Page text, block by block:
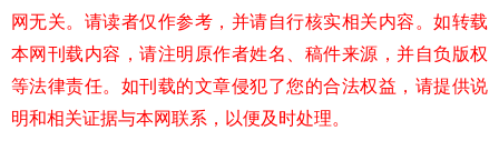
网无关。请读者仅作参考，并请自行核实相关内容。如转载
本网刊载内容，请注明原作者姓名、稿件来源，并自负版权
等法律责任。如刊载的文章侵犯了您的合法权益，请提供说
明和相关证据与本网联系，以便及时处理。